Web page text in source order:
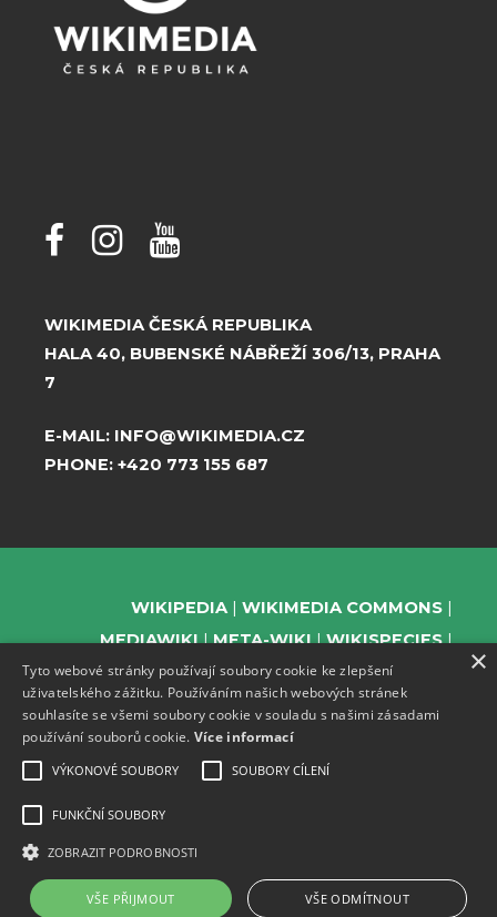
WIKIMEDIA ČESKÁ REPUBLIKA
HALA 40, BUBENSKÉ NÁBŘEŽÍ 306/13, PRAHA
7
E-MAIL: INFO@WIKIMEDIA.CZ
PHONE: +420 773 155 687
WIKIPEDIA
WIKIMEDIA COMMONS
MEDIAWIKI
META-WIKI
WIKISPECIES
WIKIBOOKS
WIKIDATA
WIKIMANIA
WIKINEWS
WIKIQUOTE
WIKISOURCE
WIKIVERSITY
EVENTS CHANNEL ON TELEGRAM
×
Tyto webové stránky používají soubory cookie ke zlepšení
uživatelského zážitku. Používáním našich webových stránek
souhlasíte se všemi soubory cookie v souladu s našimi zásadami
používání souborů cookie. Více informací
VÝKONOVÉ SOUBORY SOUBORY CÍLENÍ
FUNKČNÍ SOUBORY
ZOBRAZIT PODROBNOSTI
VŠE PŘIJMOUT VŠE ODMÍTNOUT